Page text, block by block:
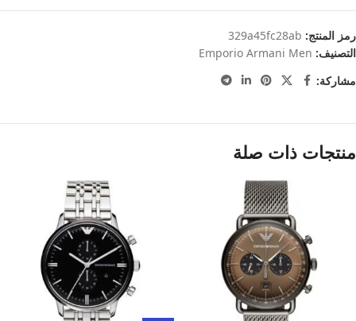
رمز المنتج: 329a45fc28ab
التصنيف: Emporio Armani Men
مشاركة:
منتجات ذات صلة